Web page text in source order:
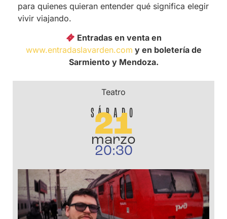
para quienes quieran entender qué significa elegir
vivir viajando.
Entradas en venta en
www.entradaslavarden.com y en boletería de
Sarmiento y Mendoza.
Teatro
SÁBADO
21
marzo
20:30